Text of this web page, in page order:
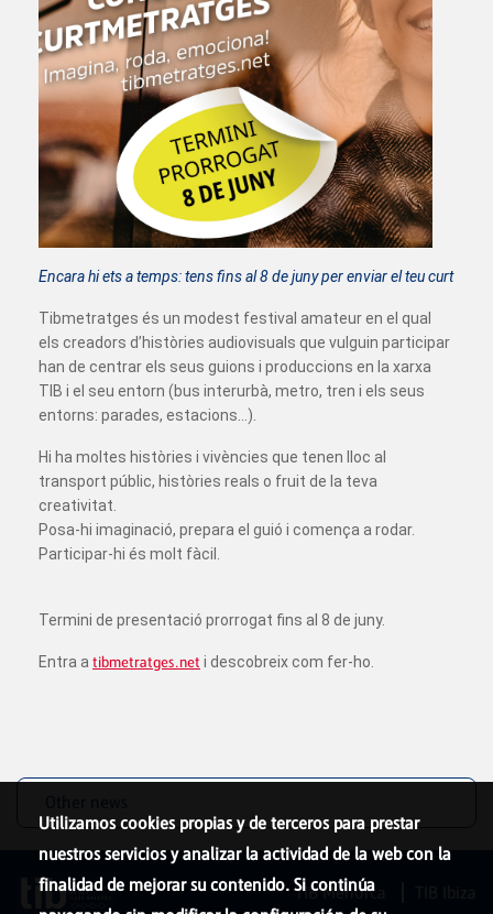
Encara hi ets a temps: tens fins al 8 de juny per enviar el teu curt
Tibmetratges és un modest festival amateur en el qual
els creadors d’històries audiovisuals que vulguin participar
han de centrar els seus guions i produccions en la xarxa
TIB i el seu entorn (bus interurbà, metro, tren i els seus
entorns: parades, estacions...).
Hi ha moltes històries i vivències que tenen lloc al
transport públic, històries reals o fruit de la teva
creativitat.
Posa-hi imaginació, prepara el guió i comença a rodar.
Participar-hi és molt fàcil.
Termini de presentació prorrogat fins al 8 de juny.
Entra a tibmetratges.net i descobreix com fer-ho.
Utilizamos cookies propias y de terceros para prestar
nuestros servicios y analizar la actividad de la web con la
finalidad de mejorar su contenido. Si continúa
TIB Menorca